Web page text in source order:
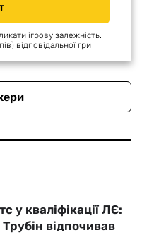
ігрову залежність.
відповідальної гри
у кваліфікації ЛЄ:
відпочивав